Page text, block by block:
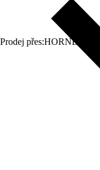
Prodej přes:HORNBACH